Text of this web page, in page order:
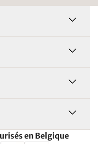
en Belgique